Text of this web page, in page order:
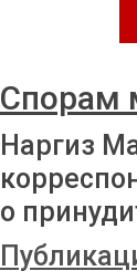
Спорам
Наргиз
о